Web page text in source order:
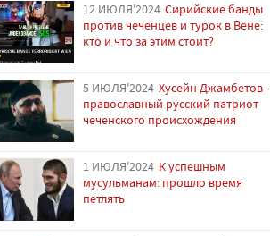
12 ИЮЛЯ'2024 Сирийские банды
против чеченцев и турок в Вене:
кто и что за этим стоит?
5 ИЮЛЯ'2024 Хусейн Джамбетов -
православный русский патриот
чеченского происхождения
1 ИЮЛЯ'2024 К успешным
мусульманам: прошло время
петлять